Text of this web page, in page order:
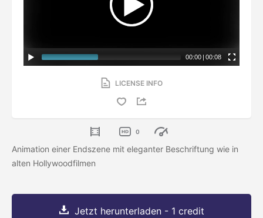
00:00 | 00:08
LICENSE INFO
0
Animation einer Endszene mit eleganter Beschriftung wie in
alten Hollywoodfilmen
Jetzt herunterladen - 1 credit